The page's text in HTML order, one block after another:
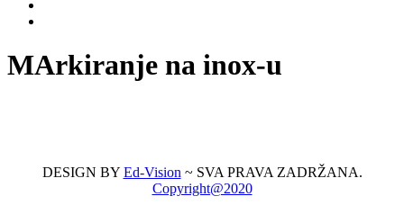
MArkiranje na inox-u
DESIGN BY Ed-Vision ~ SVA PRAVA ZADRŽANA.
Copyright@2020